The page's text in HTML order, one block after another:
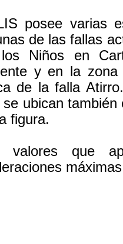
posee varias
de las fallas
Niños en
y en la
de la falla
se ubican
figura.
valores que